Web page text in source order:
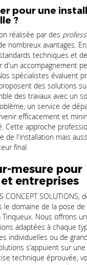
pour une
?
réalisée par des
nombreux avantages.
techniques et
d'un accompagnement
spécialistes évaluent
des solutions
des travaux avec un
un service de
efficacement et
Cette approche
de l'installation mais
final.
mesure pour
entreprises
CONCEPT SOLUTIONS,
le domaine de la pose
Nous offrons
adaptées à chaque
individuelles ou de
s'appuient sur une
technique éprouvée,